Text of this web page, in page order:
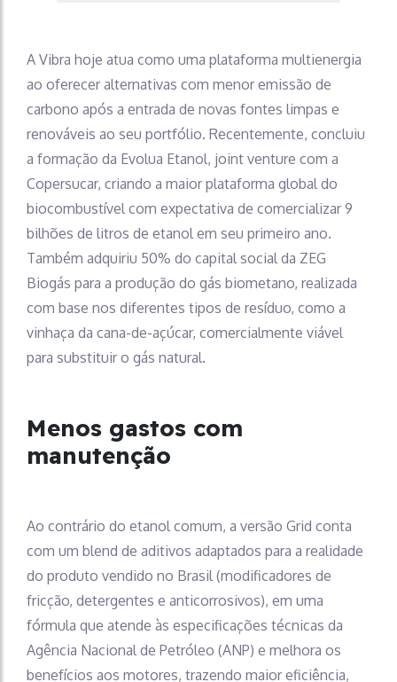
A Vibra hoje atua como uma plataforma multienergia
ao oferecer alternativas com menor emissão de
carbono após a entrada de novas fontes limpas e
renováveis ao seu portfólio. Recentemente, concluiu
a formação da Evolua Etanol, joint venture com a
Copersucar, criando a maior plataforma global do
biocombustível com expectativa de comercializar 9
bilhões de litros de etanol em seu primeiro ano.
Também adquiriu 50% do capital social da ZEG
Biogás para a produção do gás biometano, realizada
com base nos diferentes tipos de resíduo, como a
vinhaça da cana-de-açúcar, comercialmente viável
para substituir o gás natural.
Menos gastos com
manutenção
Ao contrário do etanol comum, a versão Grid conta
com um blend de aditivos adaptados para a realidade
do produto vendido no Brasil (modificadores de
fricção, detergentes e anticorrosivos), em uma
fórmula que atende às especificações técnicas da
Agência Nacional de Petróleo (ANP) e melhora os
benefícios aos motores, trazendo maior eficiência,